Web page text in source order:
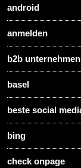
android
anmelden
b2b unternehmen
basel
beste social
bing
check onpage